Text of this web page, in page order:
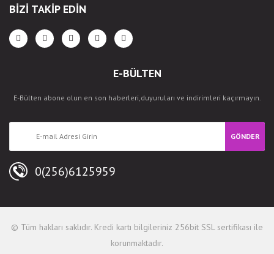
BİZİ TAKİP EDİN
E-BÜLTEN
E-Bülten abone olun en son haberleri,duyuruları ve indirimleri kaçırmayın.
GÖNDER
0(256)6125959
© Tüm hakları saklıdır. Kredi kartı bilgileriniz 256bit SSL sertifikası ile
korunmaktadır.